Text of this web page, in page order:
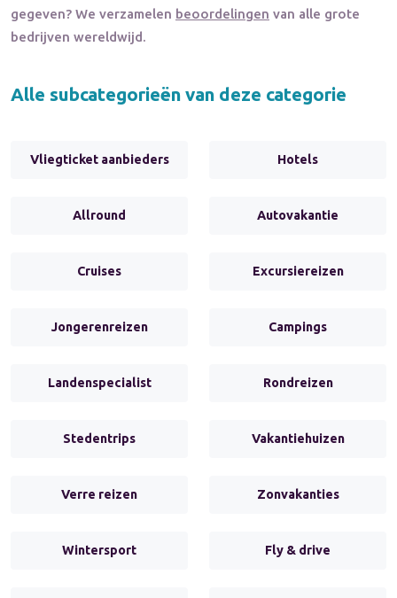
gegeven? We verzamelen beoordelingen van alle grote
bedrijven wereldwijd.
Alle subcategorieën van deze categorie
Vliegticket aanbieders Hotels
Allround Autovakantie
Cruises Excursiereizen
Jongerenreizen Campings
Landenspecialist Rondreizen
Stedentrips Vakantiehuizen
Verre reizen Zonvakanties
Wintersport Fly & drive